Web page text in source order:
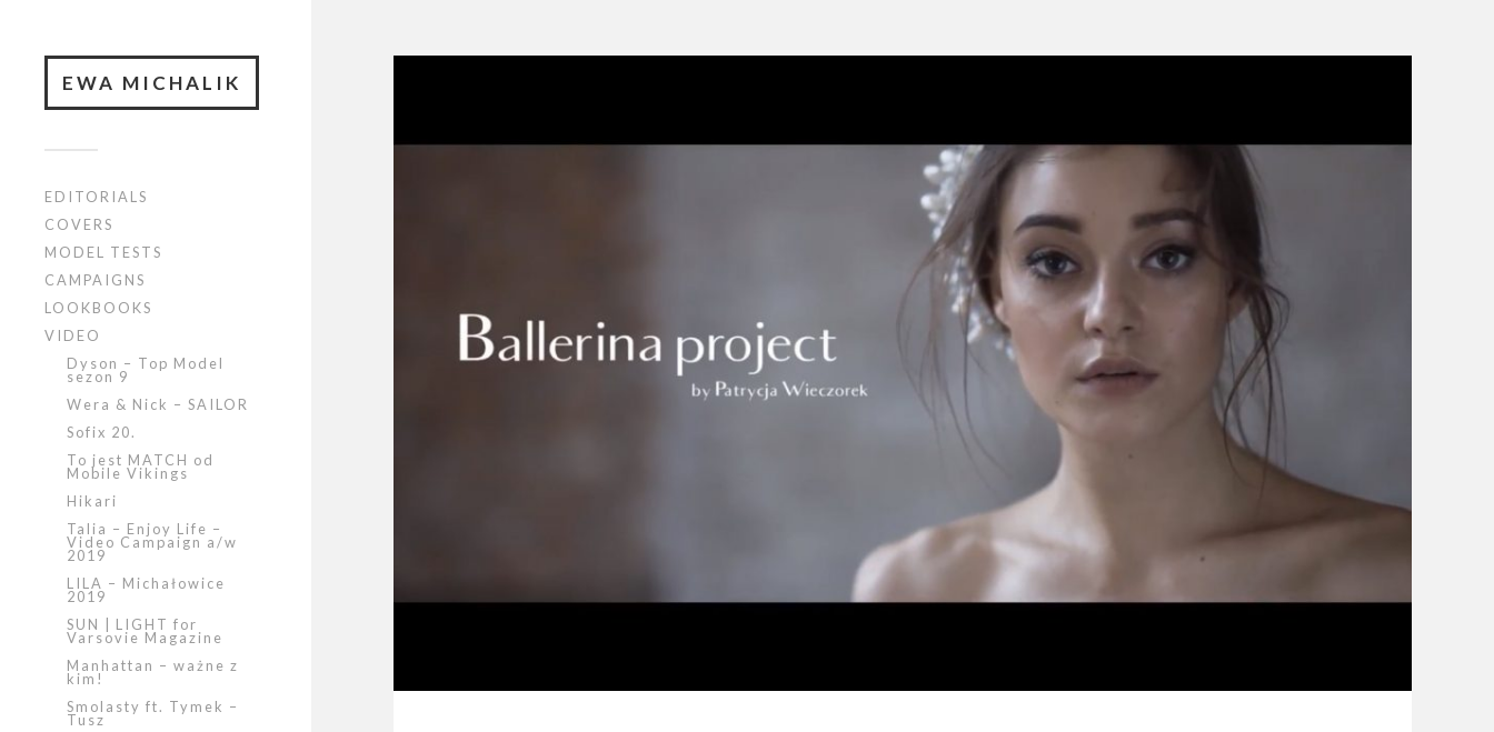
EWA MICHALIK
EDITORIALS
COVERS
MODEL TESTS
CAMPAIGNS
LOOKBOOKS
VIDEO
Dyson – Top Model
sezon 9
Wera & Nick – SAILOR
Sofix 20.
To jest MATCH od
Mobile Vikings
Hikari
Talia – Enjoy Life –
Video Campaign a/w
2019
LILA – Michałowice
2019
SUN | LIGHT for
Varsovie Magazine
Manhattan – ważne z
kim!
Smolasty ft. Tymek –
Tusz